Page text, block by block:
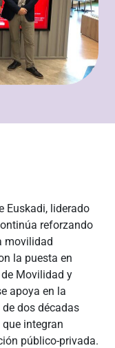
Euskadi, liderado
reforzando
movilidad
la puesta en
Movilidad y
apoya en la
dos décadas
integran
público-privada.